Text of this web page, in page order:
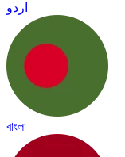
اردو
বাংলা